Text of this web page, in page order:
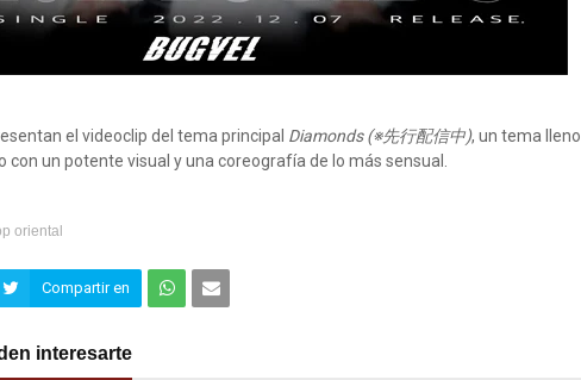
el videoclip del tema principal Diamonds (※先行配信中), un tema lleno
con un potente visual y una coreografía de lo más sensual.
oriental
Compartir en
interesarte